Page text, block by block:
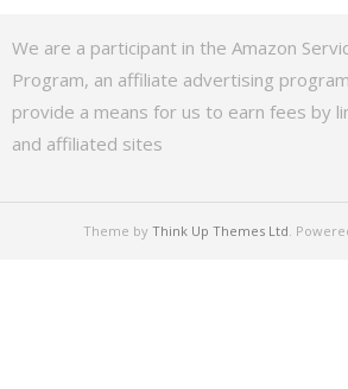
We are a participant in the Amazon
Program, an affiliate advertising
provide a means for us to earn fees by
and affiliated sites
Theme by Think Up Themes Ltd.